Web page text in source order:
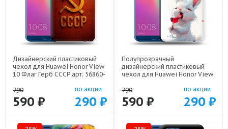
Дизайнерский пластиковый
чехол для Huawei Honor View
10 Флаг Герб СССР арт: 56860-
790
590 ₽
по акции
290 ₽
Полупрозрачный
дизайнерский пластиковый
чехол для Huawei Honor View
22224
790
590 ₽
по акции
290 ₽